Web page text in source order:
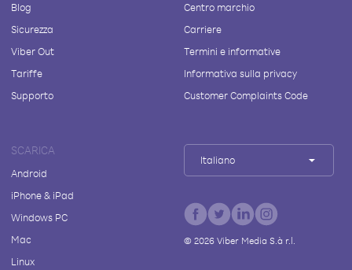
Blog
Sicurezza
Viber Out
Tariffe
Supporto
Centro marchio
Carriere
Termini e informative
Informativa sulla privacy
Customer Complaints Code
SCARICA
Android
iPhone & iPad
Windows PC
Mac
Linux
Italiano
© 2026Viber Media S.à r.l.